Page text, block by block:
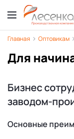
Главная Оптовикам
Для
Бизнес
заводом-
Основные